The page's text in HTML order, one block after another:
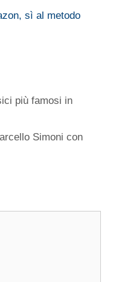
sì al metodo
più famosi in
Simoni con